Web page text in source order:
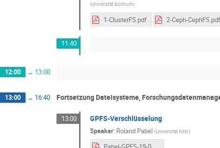
(Universität Bochum)
1-ClusterFS.pdf 2-Ceph-CephFS.pdf
11:40
12:00 → 13:00
13:00 → 16:40 Fortsetzung Dateisysteme,
13:00 GPFS-Verschlüsselung
Speaker: Roland Pabel (Universität Köln)